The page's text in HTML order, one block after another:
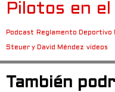
Pilotos en
Podcast Reglamento Deportivo
Steuer y David Méndez videos
También